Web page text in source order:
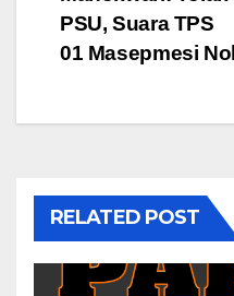
navigation
PSU, Suara TPS
01 Masepmesi Nol
RELATED POST